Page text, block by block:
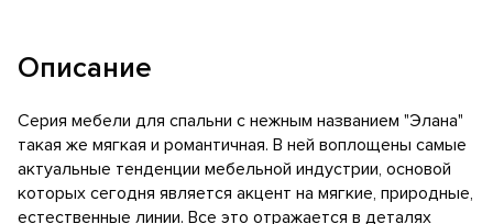
Описание
Серия мебели для спальни с нежным названием "Элана"
такая же мягкая и романтичная. В ней воплощены самые
актуальные тенденции мебельной индустрии, основой
которых сегодня является акцент на мягкие, природные,
естественные линии. Все это отражается в деталях